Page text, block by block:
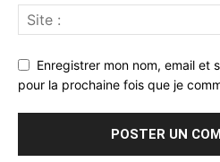
Enregistrer mon nom, email et
pour la prochaine fois que je